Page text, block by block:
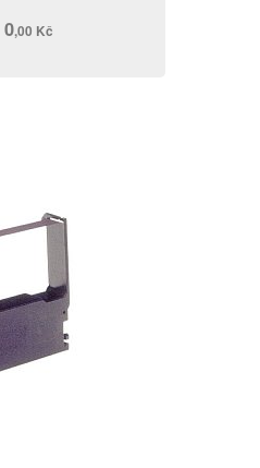
0,00 Kč
Čisticí
prostředky
Kazety pro
reg. pokladny
a bar.válečky